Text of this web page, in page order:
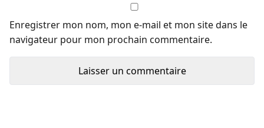
Enregistrer mon nom, mon e-mail et mon site dans le
navigateur pour mon prochain commentaire.